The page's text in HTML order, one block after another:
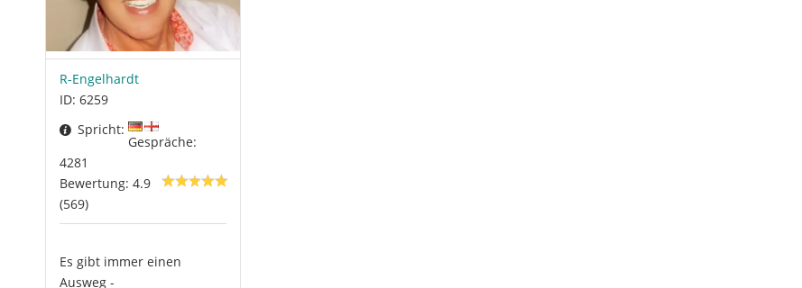
R-Engelhardt
ID: 6259
Spricht:
Gespräche:
4281
Bewertung: 4.9
(569)
Es gibt immer einen
Ausweg -